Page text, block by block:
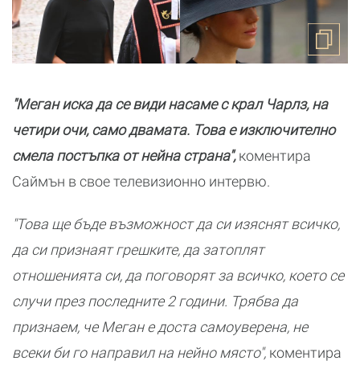
"Меган иска да се види насаме с крал Чарлз, на
четири очи, само двамата. Това е изключително
смела постъпка от нейна страна",коментира
Саймън в свое телевизионно интервю.
"Това ще бъде възможност да си изяснят всичко,
да си признаят грешките, да затоплят
отношенията си, да поговорят за всичко, което се
случи през последните 2 години. Трябва да
признаем, че Меган е доста самоуверена, не
всеки би го направил на нейно място", коментира